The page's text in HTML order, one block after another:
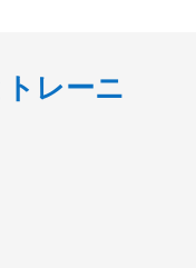
レーニ